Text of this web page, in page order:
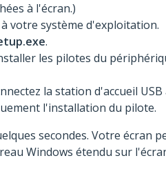
à l'écran.)
votre système d'exploitation.
.
les pilotes du
la station d'accueil
l'installation du pilote.
secondes. Votre écran
Windows étendu sur